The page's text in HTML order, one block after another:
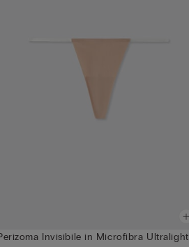
Invisibile in Microfibra Ultralight